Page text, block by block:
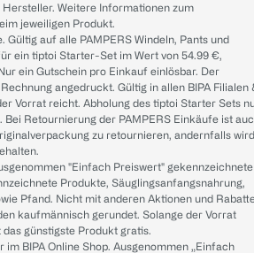
Weitere Informationen zum
jeweiligen Produkt.
Gültig auf alle PAMPERS Windeln, Pants und
ein tiptoi Starter-Set im Wert von 54.99 €,
ein Gutschein pro Einkauf einlösbar. Der
angedruckt. Gültig in allen BIPA Filialen
Vorrat reicht. Abholung des tiptoi Starter Sets
Bei Retournierung der PAMPERS Einkäufe ist
zu retournieren, andernfalls wird
"Einfach Preiswert" gekennzeichnete
Produkte, Säuglingsanfangsnahrung,
Pfand. Nicht mit anderen Aktionen und
kaufmännisch gerundet. Solange der Vorrat
das günstigste Produkt gratis.
im BIPA Online Shop. Ausgenommen „Einfach